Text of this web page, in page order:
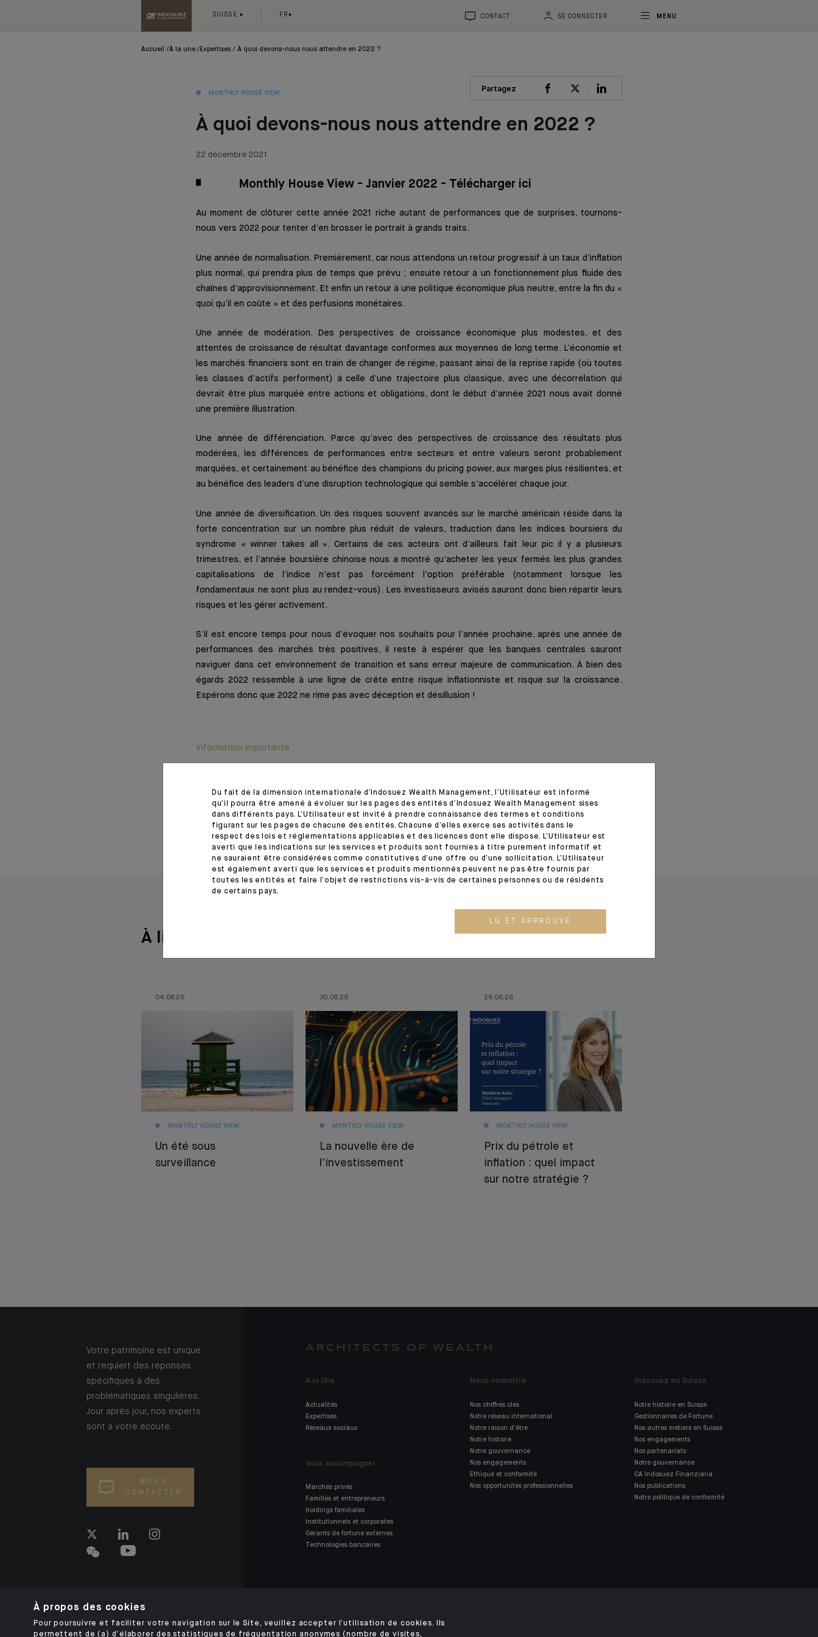
SUISSE FR CONTACT SE CONNECTER MENU
Accueil À la une Expertises À quoi devons-nous nous attendre en 2022 ?
MONTHLY HOUSE VIEW Partagez
À quoi devons-nous nous attendre en 2022 ?
22 décembre 2021
Monthly House View - Janvier 2022 - Télécharger ici
Au moment de clôturer cette année 2021 riche autant de performances que de surprises, tournons-
nous vers 2022 pour tenter d’en brosser le portrait à grands traits.
Une année de normalisation. Premièrement, car nous attendons un retour progressif à un taux d’inflation
plus normal, qui prendra plus de temps que prévu ; ensuite retour à un fonctionnement plus fluide des
chaînes d’approvisionnement. Et enfin un retour à une politique économique plus neutre, entre la fin du «
quoi qu’il en coûte » et des perfusions monétaires.
Une année de modération. Des perspectives de croissance économique plus modestes, et des
attentes de croissance de résultat davantage conformes aux moyennes de long terme. L’économie et
les marchés financiers sont en train de changer de régime, passant ainsi de la reprise rapide (où toutes
les classes d’actifs performent) à celle d’une trajectoire plus classique, avec une décorrélation qui
devrait être plus marquée entre actions et obligations, dont le début d’année 2021 nous avait donné
une première illustration.
Une année de différenciation. Parce qu’avec des perspectives de croissance des résultats plus
modérées, les différences de performances entre secteurs et entre valeurs seront probablement
marquées, et certainement au bénéfice des champions du pricing power, aux marges plus résilientes, et
au bénéfice des leaders d’une disruption technologique qui semble s’accélérer chaque jour.
Une année de diversification. Un des risques souvent avancés sur le marché américain réside dans la
forte concentration sur un nombre plus réduit de valeurs, traduction dans les indices boursiers du
syndrome « winner takes all ». Certains de ces acteurs ont d’ailleurs fait leur pic il y a plusieurs
trimestres, et l’année boursière chinoise nous a montré qu’acheter les yeux fermés les plus grandes
capitalisations de l’indice n’est pas forcément l’option préférable (notamment lorsque les
fondamentaux ne sont plus au rendez-vous). Les investisseurs avisés sauront donc bien répartir leurs
risques et les gérer activement.
S’il est encore temps pour nous d’évoquer nos souhaits pour l’année prochaine, après une année de
performances des marchés très positives, il reste à espérer que les banques centrales sauront
naviguer dans cet environnement de transition et sans erreur majeure de communication. À bien des
égards 2022 ressemble à une ligne de crête entre risque inflationniste et risque sur la croissance.
Espérons donc que 2022 ne rime pas avec déception et désillusion !
Information importante
22 décembre 2021
À lire aussi
04.08.26
MONTHLY HOUSE VIEW
Un été sous
surveillance
30.06.26
MONTHLY HOUSE VIEW
La nouvelle ère de
l’investissement
26.06.26
MONTHLY HOUSE VIEW
Prix du pétrole et
inflation : quel impact
sur notre stratégie ?
Votre patrimoine est unique
et requiert des réponses
spécifiques à des
problématiques singulières.
Jour après jour, nos experts
sont à votre écoute.
NOUS
CONTACTER
ARCHITECTS OF WEALTH
A la Une
Actualités
Expertises
Réseaux sociaux
Vous accompagner
Marchés privés
Familles et entrepreneurs
Holdings familiales
Institutionnels et corporates
Gérants de fortune externes
Technologies bancaires
Nous connaître
Nos chiffres clés
Notre réseau international
Notre raison d'être
Notre histoire
Notre gouvernance
Nos engagements
Ethique et conformité
Nos opportunités professionnelles
Indosuez en Suisse
Notre histoire en Suisse
Gestionnaires de Fortune
Nos autres métiers en Suisse
Nos engagements
Nos partenariats
Notre gouvernance
CA Indosuez Finanziaria
Nos publications
Notre politique de conformité
Du fait de la dimension internationale d’Indosuez Wealth Management, l’Utilisateur est informé
qu’il pourra être amené à évoluer sur les pages des entités d’Indosuez Wealth Management sises
dans différents pays. L’Utilisateur est invité à prendre connaissance des termes et conditions
figurant sur les pages de chacune des entités. Chacune d’elles exerce ses activités dans le
respect des lois et réglementations applicables et des licences dont elle dispose. L’Utilisateur est
averti que les indications sur les services et produits sont fournies à titre purement informatif et
ne sauraient être considérées comme constitutives d’une offre ou d’une sollicitation. L’Utilisateur
est également averti que les services et produits mentionnés peuvent ne pas être fournis par
toutes les entités et faire l’objet de restrictions vis-à-vis de certaines personnes ou de résidents
de certains pays.
LU ET APPROUVÉ
À propos des cookies
Pour poursuivre et faciliter votre navigation sur le Site, veuillez accepter l’utilisation de cookies. Ils
permettent de (a) d’élaborer des statistiques de fréquentation anonymes (nombre de visites,